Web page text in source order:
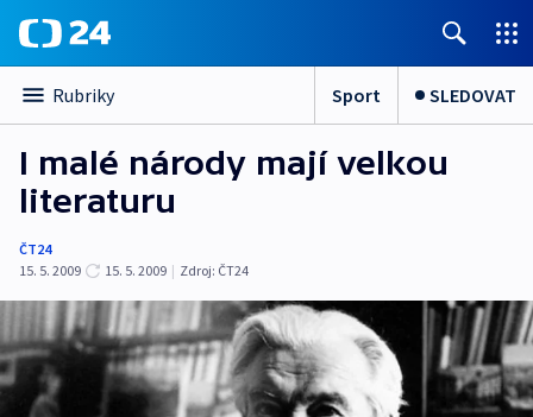
Rubriky Sport SLEDOVAT
I malé národy mají velkou
literaturu
ČT24
15. 5. 2009
15. 5. 2009 | Zdroj: ČT24